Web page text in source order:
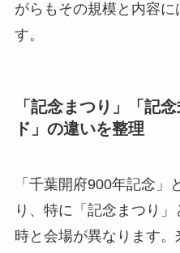
がらもその規模と内容に
す。
「記念まつり」「記
ド」の違いを整理
「千葉開府900年記念
り、特に「記念まつり
時と会場が異なります